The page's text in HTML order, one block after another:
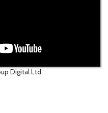
Digital Ltd.